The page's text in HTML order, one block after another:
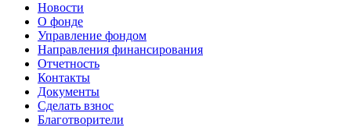
Новости
О фонде
Управление фондом
Направления финансирования
Отчетность
Контакты
Документы
Сделать взнос
Благотворители